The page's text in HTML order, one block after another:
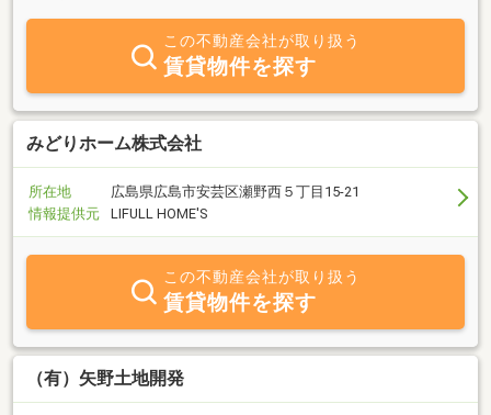
この不動産会社が取り扱う
賃貸物件を探す
みどりホーム株式会社
所在地
広島県広島市安芸区瀬野西５丁目15-21
情報提供元
LIFULL HOME'S
この不動産会社が取り扱う
賃貸物件を探す
（有）矢野土地開発